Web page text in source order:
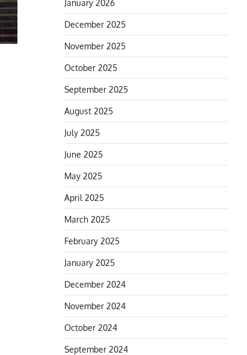
January 2026
December 2025
November 2025
October 2025
September 2025
August 2025
July 2025
June 2025
May 2025
April 2025
March 2025
February 2025
January 2025
December 2024
November 2024
October 2024
September 2024